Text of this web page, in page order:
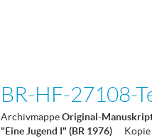
BR-HF-27108-
ArchivmappeOriginal-
"Eine Jugend I" (BR 1976)
Kopie